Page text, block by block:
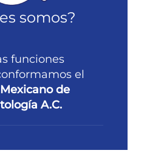
somos?
funciones
el
de
A.C.